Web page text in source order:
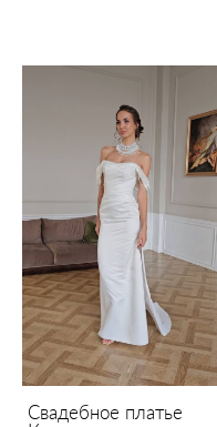
Свадебное платье